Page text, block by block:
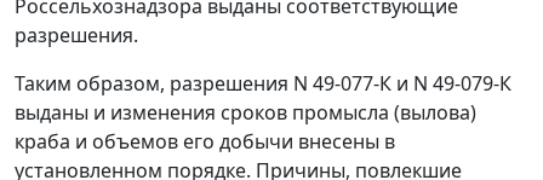
Россельхознадзора выданы соответствующие
разрешения.
Таким образом, разрешения N 49-077-К и N 49-079-К
выданы и изменения сроков промысла (вылова)
краба и объемов его добычи внесены в
установленном порядке. Причины, повлекшие